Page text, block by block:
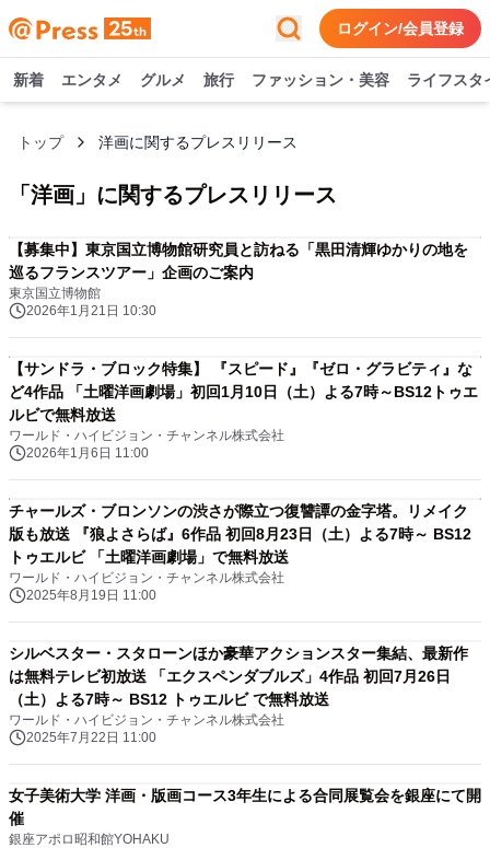
ログイン/会員登録
新着 エンタメ グルメ 旅行 ファッション・美容 ライフスタ
トップ 洋画に関するプレスリリース
「 洋画 」に関するプレスリリース
【募集中】東京国立博物館研究員と訪ねる「黒田清輝ゆかりの地を
巡るフランスツアー」企画のご案内
東京国立博物館
2026年1月21日 10:30
【サンドラ・ブロック特集】 『スピード』『ゼロ・グラビティ』な
ど4作品 「土曜洋画劇場」初回1月10日（土）よる7時～BS12トゥエ
ルビで無料放送
ワールド・ハイビジョン・チャンネル株式会社
2026年1月6日 11:00
チャールズ・ブロンソンの渋さが際立つ復讐譚の金字塔。リメイク
版も放送 『狼よさらば』6作品 初回8月23日（土）よる7時～ BS12
トゥエルビ 「土曜洋画劇場」で無料放送
ワールド・ハイビジョン・チャンネル株式会社
2025年8月19日 11:00
シルベスター・スタローンほか豪華アクションスター集結、最新作
は無料テレビ初放送 「エクスペンダブルズ」4作品 初回7月26日
（土）よる7時～ BS12 トゥエルビ で無料放送
ワールド・ハイビジョン・チャンネル株式会社
2025年7月22日 11:00
女子美術大学 洋画・版画コース3年生による合同展覧会を銀座にて開
催
銀座アポロ昭和館YOHAKU